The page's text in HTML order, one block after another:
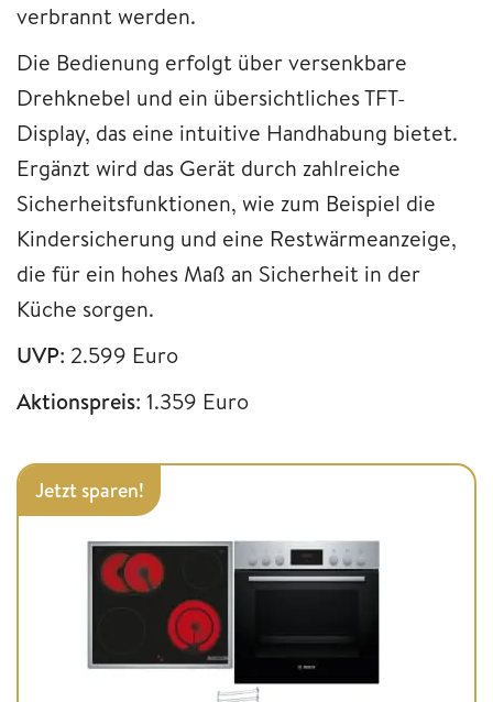
verbrannt werden.
Die Bedienung erfolgt über versenkbare
Drehknebel und ein übersichtliches TFT-
Display, das eine intuitive Handhabung bietet.
Ergänzt wird das Gerät durch zahlreiche
Sicherheitsfunktionen, wie zum Beispiel die
Kindersicherung und eine Restwärmeanzeige,
die für ein hohes Maß an Sicherheit in der
Küche sorgen.
UVP: 2.599 Euro
Aktionspreis: 1.359 Euro
Jetzt sparen!